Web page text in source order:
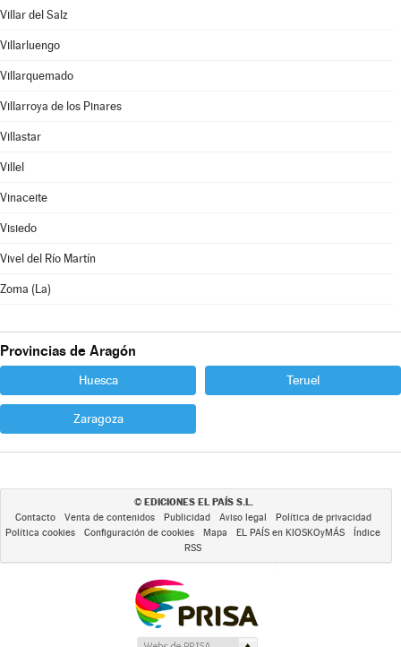
Villar del Salz
Villarluengo
Villarquemado
Villarroya de los Pinares
Villastar
Villel
Vinaceite
Visiedo
Vivel del Río Martín
Zoma (La)
Provincias de Aragón
Huesca Teruel
Zaragoza
© EDICIONES EL PAÍS S.L.
Contacto Venta de contenidos Publicidad Aviso legal
Política de privacidad
Política cookies
Configuración de cookies Mapa EL PAÍS en KIOSKOyMÁS
Índice
RSS